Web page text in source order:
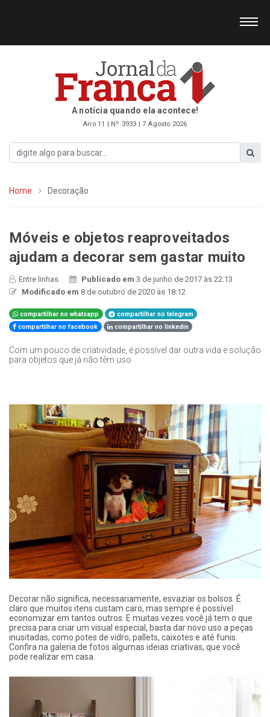
A notícia quando ela acontece!
Ano 11 | Nº 3933 | 7 Agosto 2026
Home Decoração
Móveis e objetos reaproveitados
ajudam a decorar sem gastar muito
Entre linhas Publicado em3 de junho de 2017 às 22:13
Modificado em 8 de outubro de 2020 às 18:12
compartilhar no whatsapp
compartilhar no telegram
compartilhar no facebook
compartilhar no linkedin
Com um pouco de criatividade, é possível dar outra vida e solução
para objetos que já não têm uso
​Decorar não significa, necessariamente, esvaziar os bolsos. É
claro que muitos itens custam caro, mas sempre é possível
economizar em tantos outros. E muitas vezes você já tem o que
precisa para criar um visual especial, basta dar novo uso a peças
inusitadas, como potes de vidro, pallets, caixotes e até funis.
Confira na galeria de fotos algumas ideias criativas, que você
pode realizar em casa.